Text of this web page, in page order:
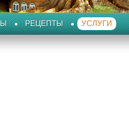
РЕЦЕПТЫ УСЛУГИ